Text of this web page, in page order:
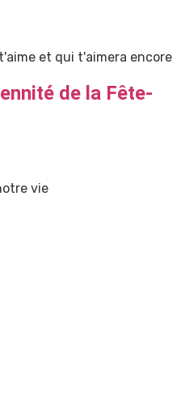
et qui t'aimera encore
de la Fête-
vie